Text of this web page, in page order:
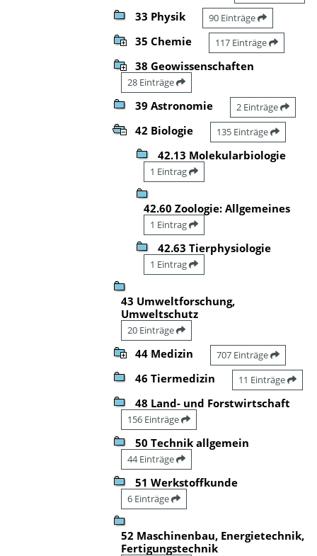
33 Physik 90 Einträge
35 Chemie 117 Einträge
38 Geowissenschaften
28 Einträge
39 Astronomie 2 Einträge
42 Biologie 135 Einträge
42.13 Molekularbiologie
1 Eintrag
42.60 Zoologie: Allgemeines
1 Eintrag
42.63 Tierphysiologie
1 Eintrag
43 Umweltforschung,
Umweltschutz
20 Einträge
44 Medizin 707 Einträge
46 Tiermedizin 11 Einträge
48 Land- und Forstwirtschaft
156 Einträge
50 Technik allgemein
44 Einträge
51 Werkstoffkunde
6 Einträge
52 Maschinenbau, Energietechnik,
Fertigungstechnik